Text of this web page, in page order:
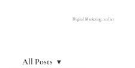
Digital Marketing Atelier
All Posts